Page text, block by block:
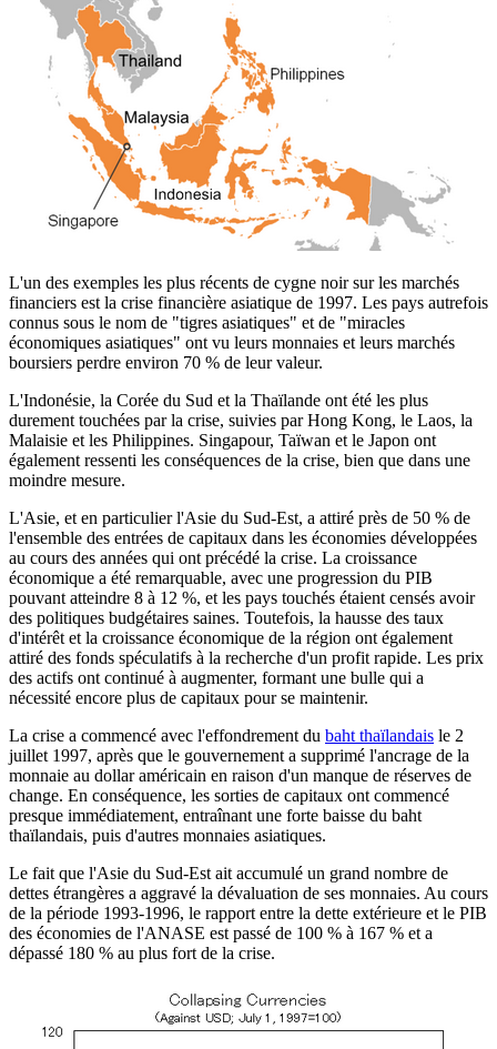
L'un des exemples les plus récents de cygne noir sur les marchés
financiers est la crise financière asiatique de 1997. Les pays autrefois
connus sous le nom de "tigres asiatiques" et de "miracles
économiques asiatiques" ont vu leurs monnaies et leurs marchés
boursiers perdre environ 70 % de leur valeur.
L'Indonésie, la Corée du Sud et la Thaïlande ont été les plus
durement touchées par la crise, suivies par Hong Kong, le Laos, la
Malaisie et les Philippines. Singapour, Taïwan et le Japon ont
également ressenti les conséquences de la crise, bien que dans une
moindre mesure.
L'Asie, et en particulier l'Asie du Sud-Est, a attiré près de 50 % de
l'ensemble des entrées de capitaux dans les économies développées
au cours des années qui ont précédé la crise. La croissance
économique a été remarquable, avec une progression du PIB
pouvant atteindre 8 à 12 %, et les pays touchés étaient censés avoir
des politiques budgétaires saines. Toutefois, la hausse des taux
d'intérêt et la croissance économique de la région ont également
attiré des fonds spéculatifs à la recherche d'un profit rapide. Les prix
des actifs ont continué à augmenter, formant une bulle qui a
nécessité encore plus de capitaux pour se maintenir.
La crise a commencé avec l'effondrement du baht thaïlandais le 2
juillet 1997, après que le gouvernement a supprimé l'ancrage de la
monnaie au dollar américain en raison d'un manque de réserves de
change. En conséquence, les sorties de capitaux ont commencé
presque immédiatement, entraînant une forte baisse du baht
thaïlandais, puis d'autres monnaies asiatiques.
Le fait que l'Asie du Sud-Est ait accumulé un grand nombre de
dettes étrangères a aggravé la dévaluation de ses monnaies. Au cours
de la période 1993-1996, le rapport entre la dette extérieure et le PIB
des économies de l'ANASE est passé de 100 % à 167 % et a
dépassé 180 % au plus fort de la crise.